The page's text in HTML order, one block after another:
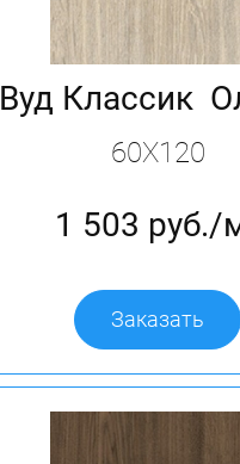
Вуд Классик
60X120
1 503 руб./
Заказать